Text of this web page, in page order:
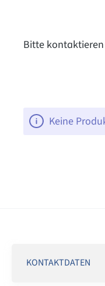
Bitte
Keine
KONTAKTDATEN